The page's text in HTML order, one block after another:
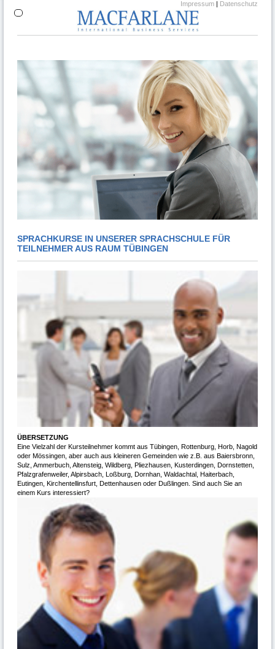
Impressum | Datenschutz
SPRACHKURSE IN UNSERER SPRACHSCHULE FÜR
TEILNEHMER AUS RAUM TÜBINGEN
ÜBERSETZUNG
Eine Vielzahl der Kursteilnehmer kommt aus Tübingen, Rottenburg, Horb, Nagold
oder Mössingen, aber auch aus kleineren Gemeinden wie z.B. aus Baiersbronn,
Sulz, Ammerbuch, Altensteig, Wildberg, Pliezhausen, Kusterdingen, Dornstetten,
Pfalzgrafenweiler, Alpirsbach, Loßburg, Dornhan, Waldachtal, Haiterbach,
Eutingen, Kirchentellinsfurt, Dettenhausen oder Dußlingen. Sind auch Sie an
einem Kurs interessiert?